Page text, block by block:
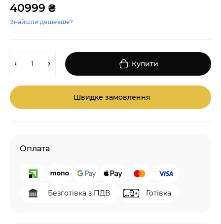
40999 ₴
Знайшли дешевше?
Купити
Швидке замовлення
Оплата
Безготівка з ПДВ Готівка